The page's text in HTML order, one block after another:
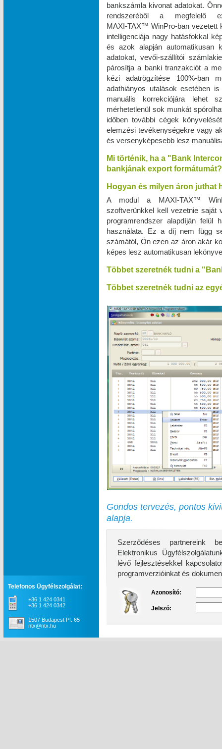
bankszámla kivonat adatokat.
rendszeréből a megfelelő
MAXI‑TAX™ WinPro-ban vezetett
intelligenciája nagy hatásfokkal
és azok alapján automatikusan
adatokat, vevői-szállítói
párosítja a banki tranzakciót a
kézi adatrögzítése 100%-ban
adathiányos utalások esetében
manuális korrekciójára lehet
mérhetetlenül sok munkát
időben további cégek
elemzési tevékenységekre vagy
és versenyképesebb lesz
Mi történik, ha a "Bank
bankjának export formátumát?
Hogyan és milyen áron
A modul a MAXI‑TAX™
szoftverünkkel kell vezetnie saját
programrendszer alapdíján
használata. Ez a díj nem függ
számától, Ön ezen az áron akár
képes lesz automatikusan
Többet szeretnék tudni a
Többet szeretnék tudni az
Gondos tervezés, pontos
alapja.
Szerződéses partnereink
Elektronikus Ügyfélszolgálatunk
lévő fejlesztésekkel kapcsolatos
programverzióinkat és
Azonosító:
Jelszó:
Telefonos Ügyfélszolgálat:
+36 1 424 0341
+36 1 424 0342
1507 Budapest Pf. 65
ntx@ntx.hu